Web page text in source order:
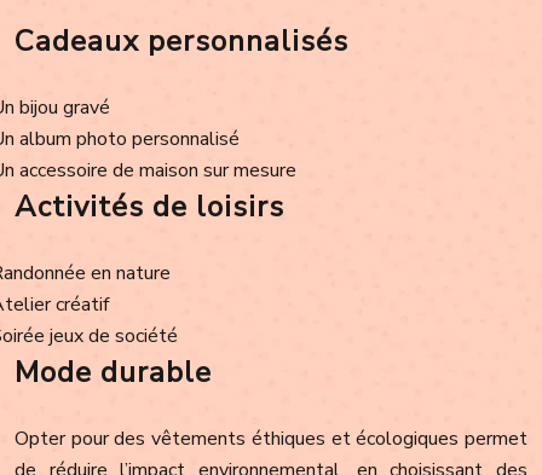
Cadeaux personnalisés
bijou gravé
album photo personnalisé
accessoire de maison sur mesure
Activités de loisirs
en nature
créatif
jeux de société
Mode durable
Opter pour des vêtements éthiques et écologiques permet